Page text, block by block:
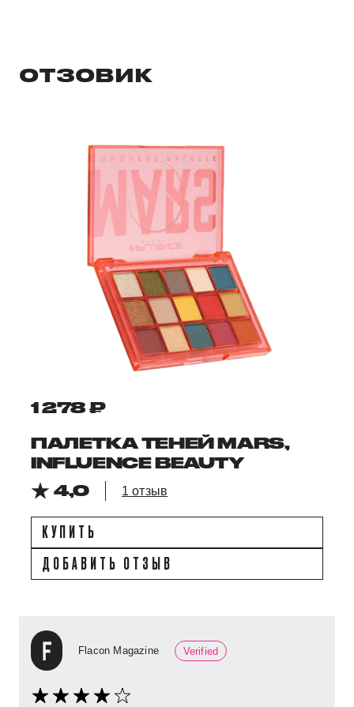
ОТЗОВИК
1 278 ₽
ПАЛЕТКА ТЕНЕЙ MARS,
INFLUENCE BEAUTY
4,0
1 отзыв
КУПИТЬ
ДОБАВИТЬ ОТЗЫВ
Flacon Magazine Verified